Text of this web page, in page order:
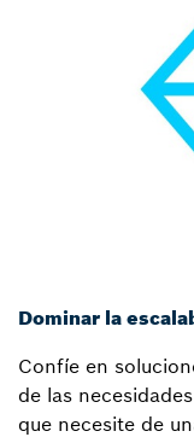
Dominar la
Confíe en
de las
que necesite de